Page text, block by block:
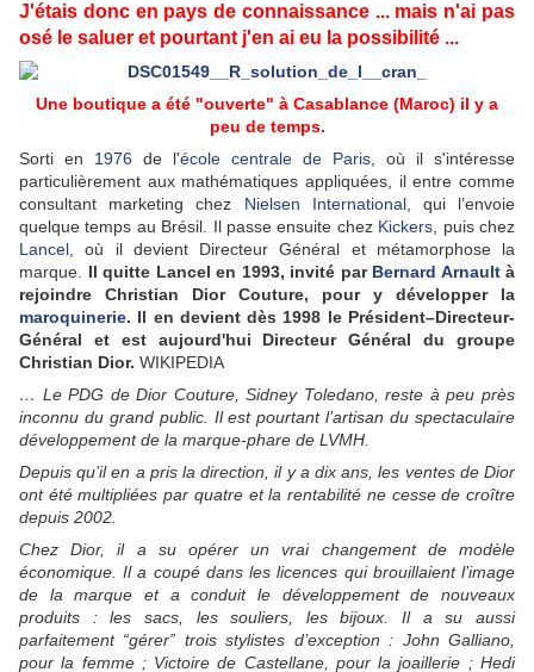
J'étais donc en pays de connaissance ... mais n'ai pas
osé le saluer et pourtant j'en ai eu la possibilité ...
Une boutique a été "ouverte" à Casablance (Maroc) il y a
peu de temps.
Sorti en 1976 de l'école centrale de Paris, où il s'intéresse
particulièrement aux mathématiques appliquées, il entre comme
consultant marketing chez Nielsen International, qui l’envoie
quelque temps au Brésil. Il passe ensuite chez Kickers, puis chez
Lancel, où il devient Directeur Général et métamorphose la
marque. Il quitte Lancel en 1993, invité par Bernard Arnaultà
rejoindre Christian Dior Couture, pour y développer la
maroquinerie. Il en devient dès 1998 le Président–Directeur-
Général et est aujourd'hui Directeur Général du groupe
Christian Dior. WIKIPEDIA
… Le PDG de Dior Couture, Sidney Toledano, reste à peu près
inconnu du grand public. Il est pourtant l’artisan du spectaculaire
développement de la marque-phare de LVMH.
Depuis qu’il en a pris la direction, il y a dix ans, les ventes de Dior
ont été multipliées par quatre et la rentabilité ne cesse de croître
depuis 2002.
Chez Dior, il a su opérer un vrai changement de modèle
économique. Il a coupé dans les licences qui brouillaient l’image
de la marque et a conduit le développement de nouveaux
produits : les sacs, les souliers, les bijoux. Il a su aussi
parfaitement “gérer” trois stylistes d’exception : John Galliano,
pour la femme ; Victoire de Castellane, pour la joaillerie ; Hedi